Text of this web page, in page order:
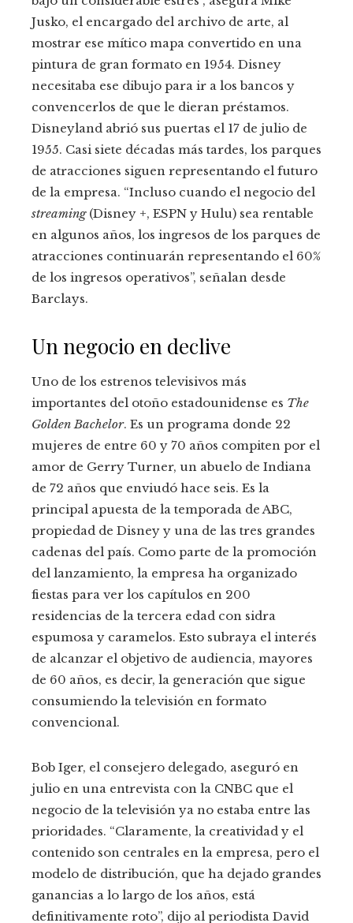
Jusko, el encargado del archivo de arte, al
mostrar ese mítico mapa convertido en una
pintura de gran formato en 1954. Disney
necesitaba ese dibujo para ir a los bancos y
convencerlos de que le dieran préstamos.
Disneyland abrió sus puertas el 17 de julio de
1955. Casi siete décadas más tardes, los parques
de atracciones siguen representando el futuro
de la empresa. “Incluso cuando el negocio del
streaming(Disney +, ESPN y Hulu) sea rentable
en algunos años, los ingresos de los parques de
atracciones continuarán representando el 60%
de los ingresos operativos”, señalan desde
Barclays.
Un negocio en declive
Uno de los estrenos televisivos más
importantes del otoño estadounidense es The
Golden Bachelor. Es un programa donde 22
mujeres de entre 60 y 70 años compiten por el
amor de Gerry Turner, un abuelo de Indiana
de 72 años que enviudó hace seis. Es la
principal apuesta de la temporada de ABC,
propiedad de Disney y una de las tres grandes
cadenas del país. Como parte de la promoción
del lanzamiento, la empresa ha organizado
fiestas para ver los capítulos en 200
residencias de la tercera edad con sidra
espumosa y caramelos. Esto subraya el interés
de alcanzar el objetivo de audiencia, mayores
de 60 años, es decir, la generación que sigue
consumiendo la televisión en formato
convencional.
Bob Iger, el consejero delegado, aseguró en
julio en una entrevista con la CNBC que el
negocio de la televisión ya no estaba entre las
prioridades. “Claramente, la creatividad y el
contenido son centrales en la empresa, pero el
modelo de distribución, que ha dejado grandes
ganancias a lo largo de los años, está
definitivamente roto”, dijo al periodista David